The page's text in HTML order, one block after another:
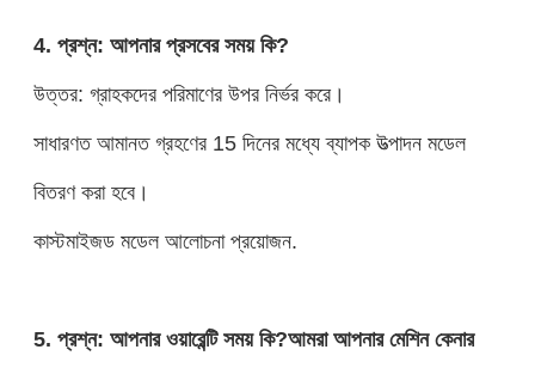
4. প্রশ্ন: আপনার প্রসবের সময় কি?
উত্তর: গ্রাহকদের পরিমাণের উপর নির্ভর করে।
সাধারণত আমানত গ্রহণের 15 দিনের মধ্যে ব্যাপক উত্পাদন মডেল
বিতরণ করা হবে।
কাস্টমাইজড মডেল আলোচনা প্রয়োজন.
5. প্রশ্ন: আপনার ওয়ারেন্টি সময় কি?আমরা আপনার মেশিন কেনার